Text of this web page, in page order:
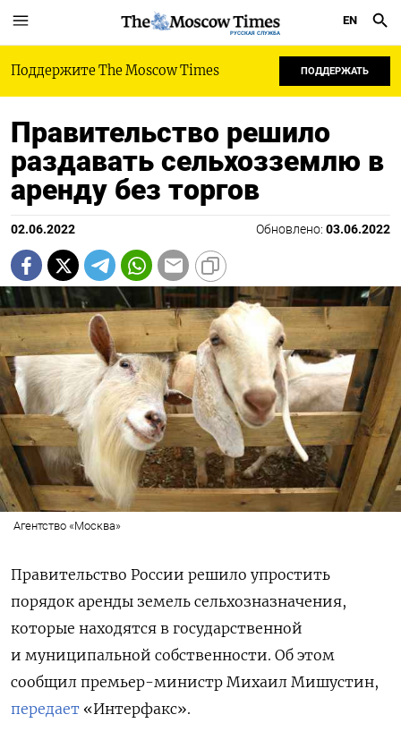
РУССКАЯ СЛУЖБА
EN
Поддержите The Moscow Times ПОДДЕРЖАТЬ
Правительство решило
раздавать сельхозземлю в
аренду без торгов
02.06.2022 Обновлено: 03.06.2022
Агентство «Москва»
Правительство России решило упростить
порядок аренды земель сельхозназначения,
которые находятся в государственной
и муниципальной собственности. Об этом
сообщил премьер-министр Михаил Мишустин,
передает «Интерфакс».